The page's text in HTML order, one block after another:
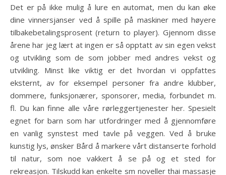
Det er på ikke mulig å lure en automat, men du kan øke
dine vinnersjanser ved å spille på maskiner med høyere
tilbakebetalingsprosent (return to player). Gjennom disse
årene har jeg lært at ingen er så opptatt av sin egen vekst
og utvikling som de som jobber med andres vekst og
utvikling. Minst like viktig er det hvordan vi oppfattes
eksternt, av for eksempel personer fra andre klubber,
dommere, funksjonærer, sponsorer, media, forbundet m.
fl. Du kan finne alle våre rørleggertjenester her. Spesielt
egnet for barn som har utfordringer med å gjennomføre
en vanlig synstest med tavle på veggen. Ved å bruke
kunstig lys, ønsker Bård å markere vårt distanserte forhold
til natur, som noe vakkert å se på og et sted for
rekreasjon. Tilskudd kan enkelte sm noveller thai massasje